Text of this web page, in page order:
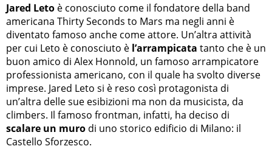
Jared Leto è conosciuto come il fondatore della band
americana Thirty Seconds to Mars ma negli anni è
diventato famoso anche come attore. Un’altra attività
per cui Leto è conosciuto è l’arrampicata tanto che è un
buon amico di Alex Honnold, un famoso arrampicatore
professionista americano, con il quale ha svolto diverse
imprese. Jared Leto si è reso così protagonista di
un’altra delle sue esibizioni ma non da musicista, da
climbers. Il famoso frontman, infatti, ha deciso di
scalare un muro di uno storico edificio di Milano: il
Castello Sforzesco.